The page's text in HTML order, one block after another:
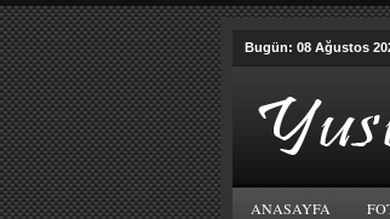
Bugün: 08 Ağustos
ANASAYFA